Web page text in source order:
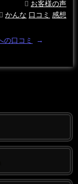
お客様の声
かんな 口コミ 感想
の口コミ →